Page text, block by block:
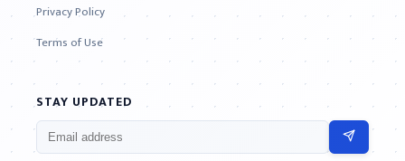
Privacy Policy
Terms of Use
STAY UPDATED